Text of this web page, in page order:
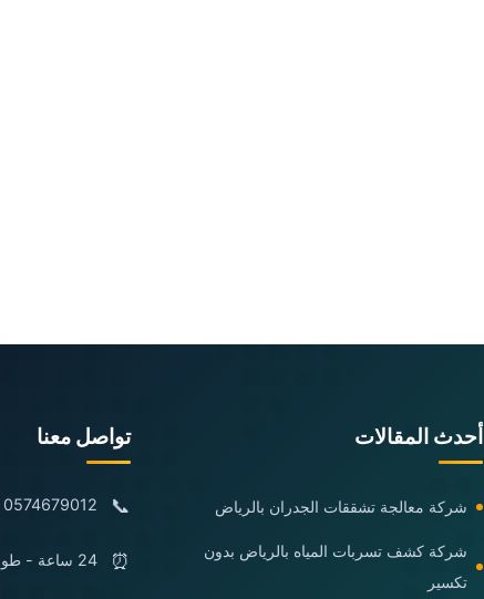
أحدث المقالات
شركة معالجة تشققات الجدران بالرياض
شركة كشف تسربات المياه بالرياض بدون
تكسير
تواصل معنا
📞
0574679012
⏰ 24 ساعة - طوال أيام الأسبوع